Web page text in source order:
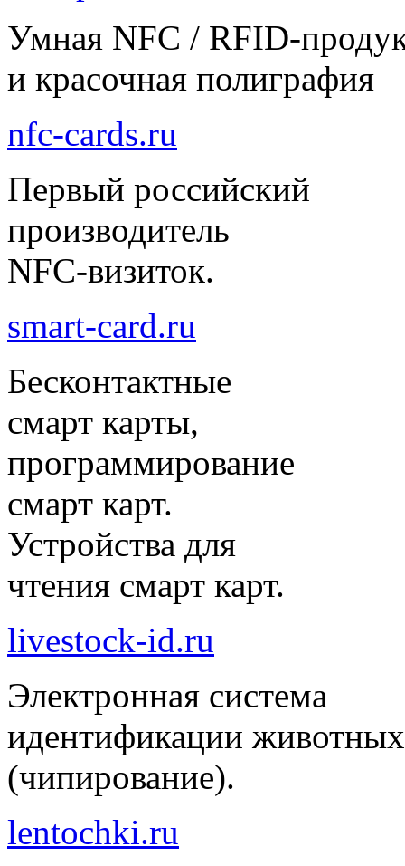
Умная NFC / RFID-
и красочная полиграфия
nfc-cards.ru
Первый российский
производитель
NFC-визиток.
smart-card.ru
Бесконтактные
смарт карты,
программирование
смарт карт.
Устройства для
чтения смарт карт.
livestock-id.ru
Электронная система
идентификации животных
(чипирование).
lentochki.ru